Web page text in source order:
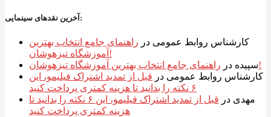
آخرین نقدهای سینمایی:
کارشناس روابط عمومی در راهنمای جامع انتخاب بهترین
آموزشگاه تیزهوشان!
سپیده در
راهنمای جامع انتخاب بهترین آموزشگاه تیزهوشان!
کارشناس روابط عمومی در قبل از تمدید اشتراک فیلیمو، این
۶ نکته را بدانید تا هزینه کمتری پرداخت کنید
مهدی در
قبل از تمدید اشتراک فیلیمو، این ۶ نکته را بدانید تا
هزینه کمتری پرداخت کنید